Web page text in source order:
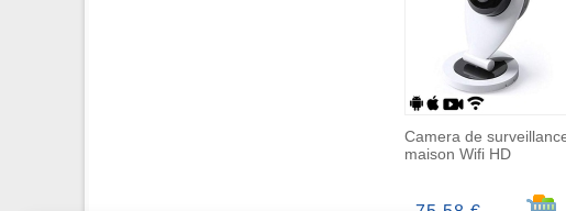
Camera de
maison Wifi HD